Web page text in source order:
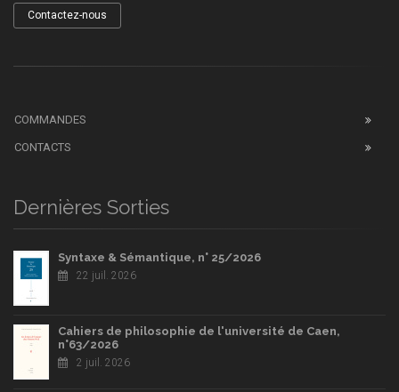
Contactez-nous
COMMANDES
CONTACTS
Dernières Sorties
Syntaxe & Sémantique, n° 25/2026
22 juil. 2026
Cahiers de philosophie de l'université de Caen,
n°63/2026
2 juil. 2026